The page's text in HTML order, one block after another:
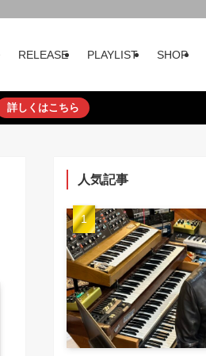
RELEASE PLAYLIST SHOP
詳しくはこちら
人気記事